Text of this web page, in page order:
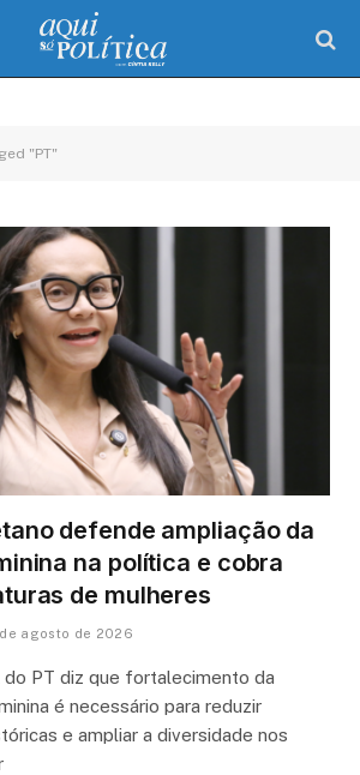
"PT"
defende ampliação da
na política e cobra
de mulheres
agosto de 2026
PT diz que fortalecimento da
é necessário para reduzir
e ampliar a diversidade nos